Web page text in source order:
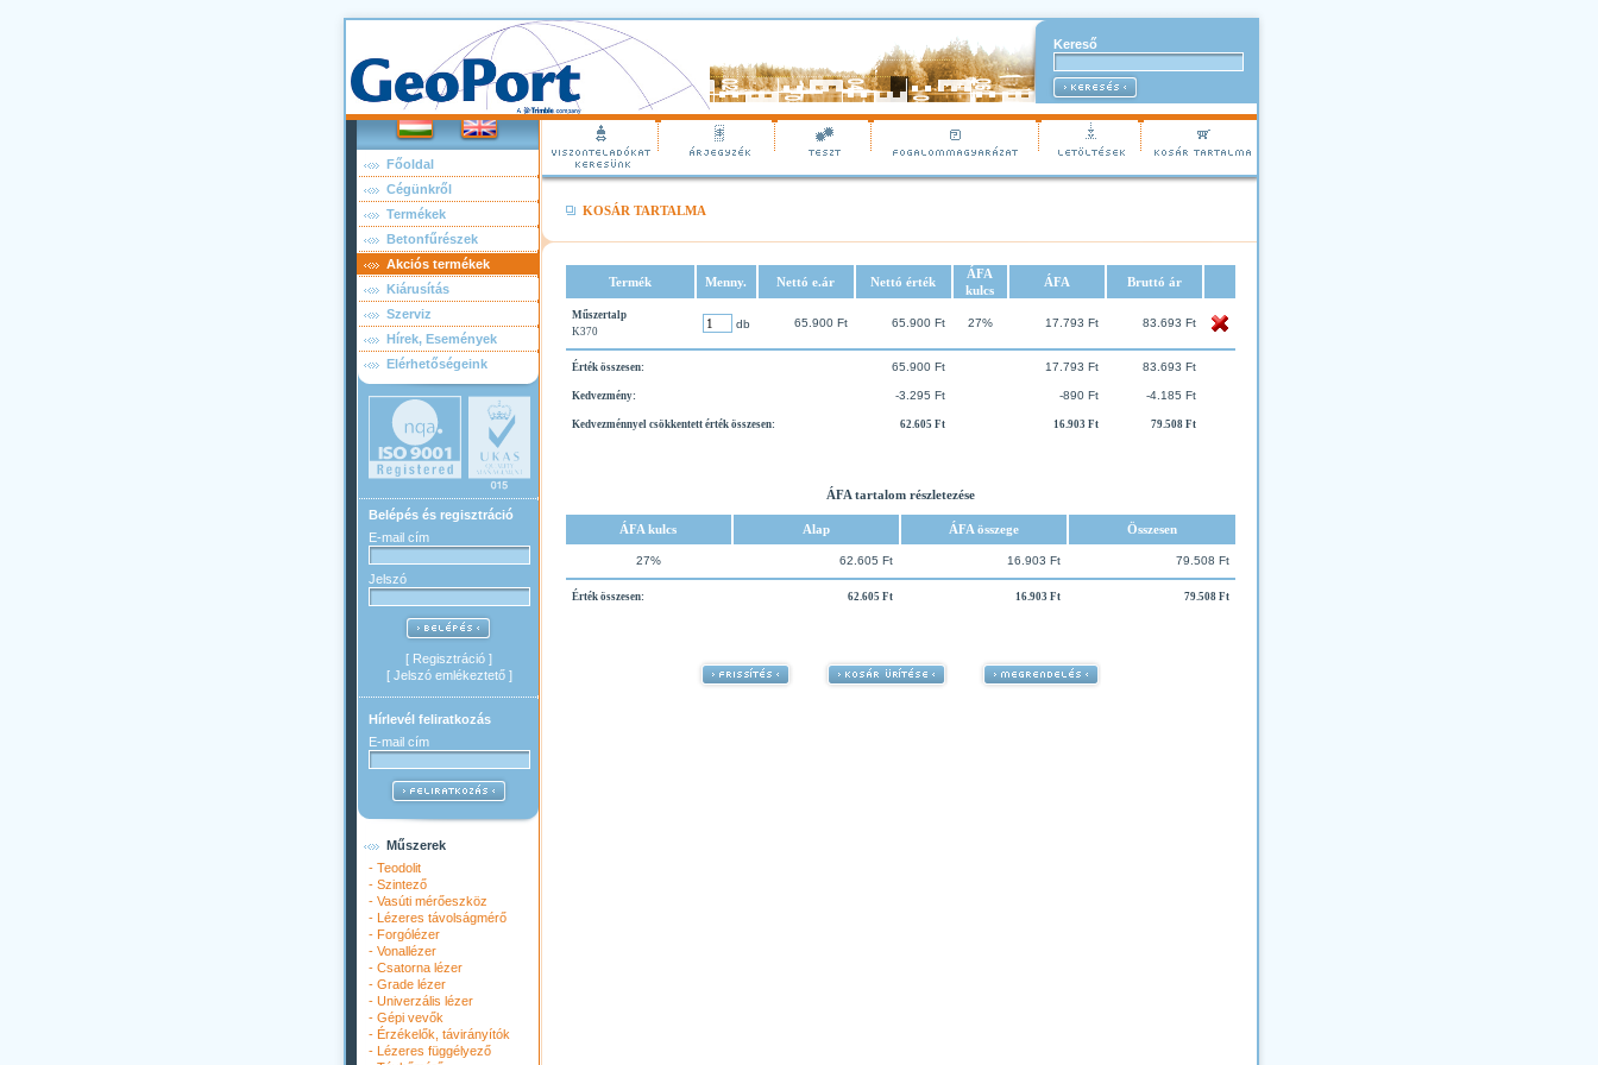
Kereső
Főoldal
Cégünkről
Termékek
Betonfűrészek
Akciós termékek
Kiárusítás
Szerviz
Hírek, Események
Elérhetőségeink
Belépés és regisztráció
E-mail cím
Jelszó
[ Regisztráció ]
[ Jelszó emlékeztető]
Hírlevél feliratkozás
E-mail cím
Műszerek
- Teodolit
- Szintező
- Vasúti mérőeszköz
- Lézeres távolságmérő
- Forgólézer
- Vonallézer
- Csatorna lézer
- Grade lézer
- Univerzális lézer
- Gépi vevők
- Érzékelők, távirányítók
- Lézeres függélyező
KOSÁR TARTALMA
Termék Menny. Nettó e.ár Nettó érték
ÁFA
kulcs
ÁFA Bruttó ár
Műszertalp
K370
db 65.900 Ft 65.900 Ft 27% 17.793 Ft 83.693 Ft
Érték összesen: 65.900 Ft 17.793 Ft 83.693 Ft
Kedvezmény: -3.295 Ft -890 Ft -4.185 Ft
Kedvezménnyel csökkentett érték összesen: 62.605 Ft 16.903 Ft 79.508 Ft
ÁFA tartalom részletezése
ÁFA kulcs Alap ÁFA összege Összesen
27% 62.605 Ft 16.903 Ft 79.508 Ft
Érték összesen: 62.605 Ft 16.903 Ft 79.508 Ft